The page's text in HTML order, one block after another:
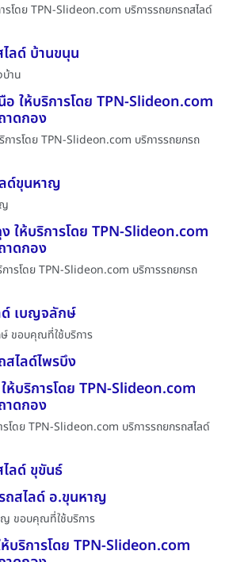
รโดย TPN-Slideon.com บริการรถยกรถสไลด์
ลด์ บ้านขนุน
บ้าน
ให้บริการโดย TPN-Slideon.com
าดกอง
การโดย TPN-Slideon.com บริการรถยกรถ
ลด์ขุนหาญ
ให้บริการโดย TPN-Slideon.com
าดกอง
ารโดย TPN-Slideon.com บริการรถยกรถ
ด์ เบญจลักษ์
ขอบคุณที่ใช้บริการ
ไลด์ไพรบึง
ห้บริการโดย TPN-Slideon.com
าดกอง
รโดย TPN-Slideon.com บริการรถยกรถสไลด์
ลด์ ขุขันธ์
ถสไลด์ อ.ขุนหาญ
ขอบคุณที่ใช้บริการ
บริการโดย TPN-Slideon.com